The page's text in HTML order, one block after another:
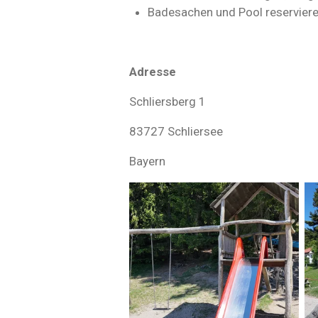
Badesachen und Pool
Adresse
Schliersberg 1
83727 Schliersee
Bayern